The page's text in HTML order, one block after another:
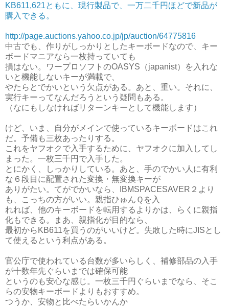
KB611,621ともに、現行製品で、一万二千円ほどで新品が
購入できる。
http://page.auctions.yahoo.co.jp/jp/auction/64775816
中古でも、作りがしっかりとしたキーボードなので、キー
ボードマニアなら一枚持っていても
損はない。ワープロソフトのOASYS（japanist）を入れな
いと機能しないキーが満載で、
やたらとでかいという欠点がある。あと、重い。それに、
実行キーってなんだろうという疑問もある。
（なにもしなければリターンキーとして機能します）
けど、いま、自分がメインで使っているキーボードはこれ
だ。予備も三枚あったりする。
これをヤフオクで入手するために、ヤフオクに加入してし
まった。一枚三千円で入手した。
とにかく、しっかりしている。あと、手のでかい人に有利
な６段目に配置された変換・無変換キーが
ありがたい。てがでかいなら、IBMSPACESAVER２より
も、こっちの方がいい。親指ひゅんＱを入
れれば、他のキーボードを転用するよりかは、らくに親指
化もできる。まあ、親指化が目的なら、
最初からKB611を買うのがいいけど。失敗した時にJISとし
て使えるという利点がある。
官公庁で使われている台数が多いらしく、補修部品の入手
が十数年先ぐらいまでは確保可能
というのも安心な感じ。一枚三千円ぐらいまでなら、そこ
らの安物キーボードよりもおすすめ。
つうか、安物と比べたらいかんか